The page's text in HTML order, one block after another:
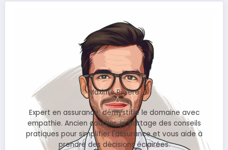
Maxime Rivière
Expert en assurance, démystifie le domaine avec
empathie. Ancien courtier, je partage des conseils
pratiques pour simplifier l'assurance et vous aide à
prendre des décisions éclairées.